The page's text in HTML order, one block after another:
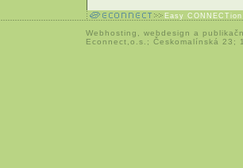
Easy CONNECTion
Webhosting webdesign a
Econnect,o.s.; Českomalínská 23;